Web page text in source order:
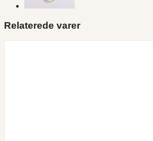
Relaterede varer